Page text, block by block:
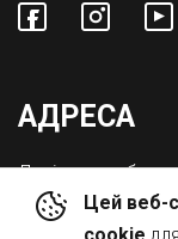
Цей веб-
АДРЕСА
Львівська обл.,
Вул. Городоцька